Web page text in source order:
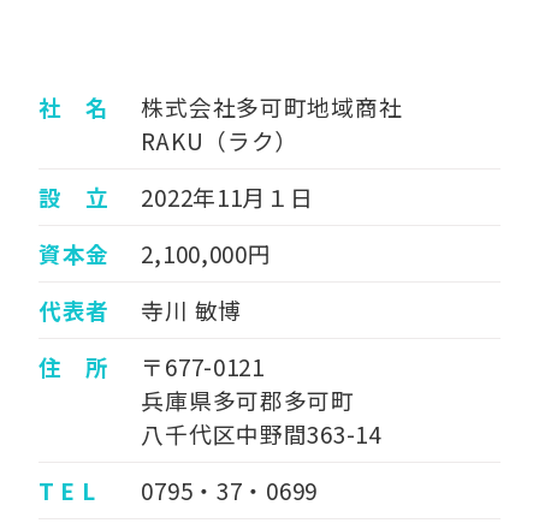
社 名
株式会社多可町地域商社
RAKU（ラク）
設 立
2022年11月１日
資本金
2,100,000円
代表者
寺川 敏博
住 所
〒677-0121
兵庫県多可郡多可町
八千代区中野間363-14
T E L
0795・37・0699